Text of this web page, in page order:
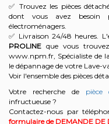
✅ Trouvez les pièces
dont vous avez besoin
électroménagers.
✅ Livraison 24/48 heures.
PROLINE que vous
www.npm.fr, Spécialiste de
le dépannage de votre Lave-
Voir l'ensemble des pièces
Votre recherche de pièce
infructueuse ?
Contactez-nous par
formulaire de DEMANDE DE